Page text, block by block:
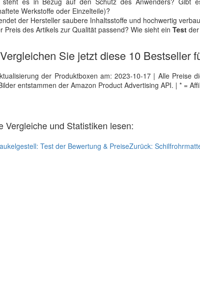
Werkstoffe oder Einzelteile)?
der Hersteller saubere Inhaltsstoffe und hochwertig
Preis des Artikels zur Qualität passend? Wie sieht ein Test
Sie jetzt diese 10 Bestseller
der Produktboxen am: 2023-10-17 | Alle Preise
entstammen der Amazon Product Advertising API. | * =
Vergleiche und Statistiken lesen:
Test der Bewertung & PreiseZurück: